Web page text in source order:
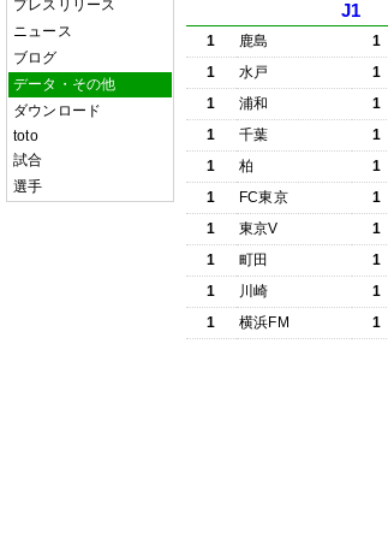
プレスリリース
ニュース
ブログ
データ・その他
ダウンロード
toto
試合
選手
J1
1 鹿島 1
1
水戸 1
1
浦和 1
1
千葉 1
1
柏 1
1
FC東京 1
1
東京V 1
1
町田 1
1
川崎 1
1
横浜FM 1